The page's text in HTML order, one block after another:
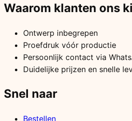
Waarom klanten ons
Ontwerp inbegrepen
Proefdruk vóór productie
Persoonlijk contact via
Duidelijke prijzen en snelle
Snel naar
Bestellen